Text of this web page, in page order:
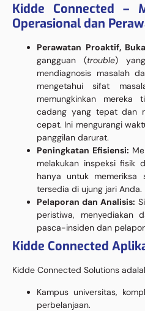
Kidde Connected –
Operasional dan
Perawatan Proaktif,
gangguan (trouble)
mendiagnosis masalah
mengetahui sifat
memungkinkan
cadang yang tepat dan
cepat. Ini mengurangi
panggilan darurat.
Peningkatan Efisiensi:
melakukan inspeksi fisik
hanya untuk memeriksa
tersedia di ujung jari Anda.
Pelaporan dan Analisis:
peristiwa, menyediakan
pasca-insiden dan
Kidde Connected
Kidde Connected Solutions
Kampus universitas,
perbelanjaan.